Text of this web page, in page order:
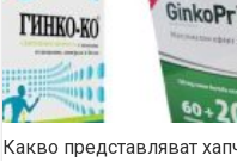
Какво представляват